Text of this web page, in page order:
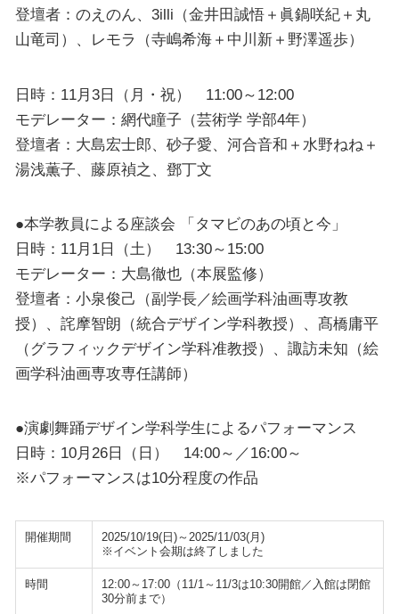
登壇者：のえのん、3illi（金井田誠悟＋眞鍋咲紀＋丸
山竜司）、レモラ（寺嶋希海＋中川新＋野澤遥歩）
日時：11月3日（月・祝） 11:00～12:00
モデレーター：網代瞳子（芸術学 学部4年）
登壇者：大島宏士郎、砂子愛、河合音和＋水野ねね＋
湯浅薫子、藤原禎之、鄧丁文
●本学教員による座談会 「タマビのあの頃と今」
日時：11月1日（土） 13:30～15:00
モデレーター：大島徹也（本展監修）
登壇者：小泉俊己（副学長／絵画学科油画専攻教
授）、詫摩智朗（統合デザイン学科教授）、髙橋庸平
（グラフィックデザイン学科准教授）、諏訪未知（絵
画学科油画専攻専任講師）
●演劇舞踊デザイン学科学生によるパフォーマンス
日時：10月26日（日） 14:00～／16:00～
※パフォーマンスは10分程度の作品
開催期間
2025/10/19(日)～2025/11/03(月)
※イベント会期は終了しました
時間
12:00～17:00（11/1～11/3は10:30開館／入館は閉館
30分前まで）